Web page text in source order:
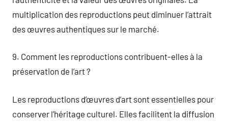
multiplication des reproductions peut diminuer l’attrait
des œuvres authentiques sur le marché.
9. Comment les reproductions contribuent-elles à la
préservation de l’art ?
Les reproductions d’œuvres d’art sont essentielles pour
conserver l’héritage culturel. Elles facilitent la diffusion